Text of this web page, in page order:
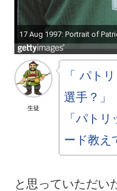
生徒
「 パト
選手？」
「パト
ード教え
と思っていただい